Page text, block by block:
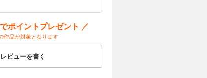
、
ら
カートに入れる
ポイントプレゼント ／
作品が対象となります
レビューを書く